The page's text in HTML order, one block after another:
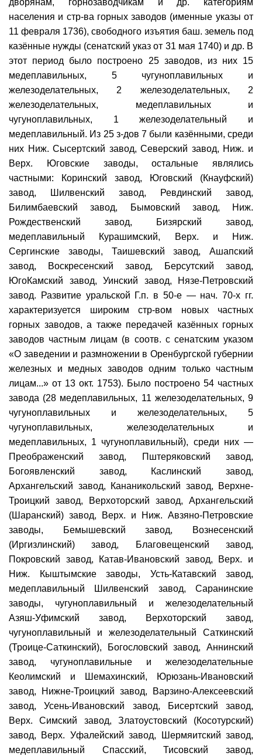
населения и стр-ва горных заводов (именные указы от
11 февраля 1736), свободного изъятия баш. земель под
казённые нужды (сенатский указ от 31 мая 1740) и др. В
этот период было построено 25 заводов, из них 15
медеплавильных, 5 чугуноплавильных и
железоделательных, 2 железоделательных, 2
железоделательных, медеплавильных и
чугуноплавильных, 1 железоделательный и
медеплавильный. Из 25 з-дов 7 были казёнными, среди
них Ниж. Сысертский завод, Северский завод, Ниж. и
Верх. Юговские заводы, остальные являлись
частными: Коринский завод, Юговский (Кнауфский)
завод, Шилвенский завод, Ревдинский завод,
Билимбаевский завод, Бымовский завод, Ниж.
Рождественский завод, Бизярский завод,
медеплавильный Курашимский, Верх. и Ниж.
Сергинские заводы, Таишевский завод, Ашапский
завод, Воскресенский завод, Берсутский завод,
ЮгоКамский завод, Уинский завод, Нязе-Петровский
завод. Развитие уральской Г.п. в 50-е — нач. 70-х гг.
характеризуется широким стр-вом новых частных
горных заводов, а также передачей казённых горных
заводов частным лицам (в соотв. с сенатским указом
«О заведении и размножении в Оренбургской губернии
железных и медных заводов одним только частным
лицам...» от 13 окт. 1753). Было построено 54 частных
завода (28 медеплавильных, 11 железоделательных, 9
чугуноплавильных и железоделательных, 5
чугуноплавильных, железоделательных и
медеплавильных, 1 чугуноплавильный), среди них —
Преображенский завод, Пштеряковский завод,
Богоявленский завод, Каслинский завод,
Архангельский завод, Кананикольский завод, Верхне-
Троицкий завод, Верхоторский завод, Архангельский
(Шаранский) завод, Верх. и Ниж. Авзяно-Петровские
заводы, Бемышевский завод, Вознесенский
(Иргизлинский) завод, Благовещенский завод,
Покровский завод, Катав-Ивановский завод, Верх. и
Ниж. Кыштымские заводы, Усть-Катавский завод,
медеплавильный Шилвенский завод, Саранинские
заводы, чугуноплавильный и железоделательный
Азяш-Уфимский завод, Верхоторский завод,
чугуноплавильный и железоделательный Саткинский
(Троице-Саткинский), Богословский завод, Аннинский
завод, чугуноплавильные и железоделательные
Кеолимский и Шемахинский, Юрюзань-Ивановский
завод, Нижне-Троицкий завод, Варзино-Алексеевский
завод, Усень-Ивановский завод, Бисертский завод,
Верх. Симский завод, Златоустовский (Косотурский)
завод, Верх. Уфалейский завод, Шермяитский завод,
медеплавильный Спасский, Тисовский завод,